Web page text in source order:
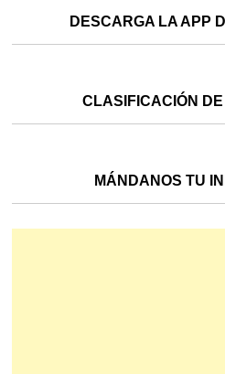
DESCARGA LA APP
CLASIFICACIÓN
MÁNDANOS TU